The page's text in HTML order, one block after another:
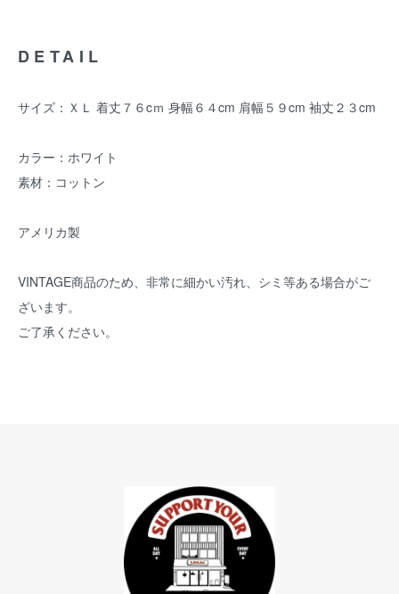
DETAIL
サイズ：ＸＬ 着丈７６cｍ 身幅６４cm 肩幅５９cm 袖丈２３cm
カラー：ホワイト
素材：コットン
アメリカ製
VINTAGE商品のため、非常に細かい汚れ、シミ等ある場合がご
ざいます。
ご了承ください。